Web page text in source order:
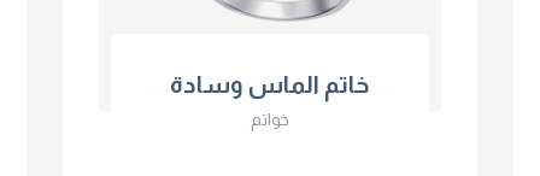
خاتم الماس وسادة
خواتم